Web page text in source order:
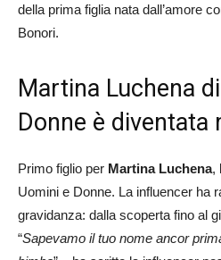
della prima figlia nata dall’amore
Bonori.
Martina Luchena
Donne è diventata
Primo figlio per Martina Luchena,
Uomini e Donne. La influencer ha
gravidanza: dalla scoperta fino al
“Sapevamo il tuo nome ancor